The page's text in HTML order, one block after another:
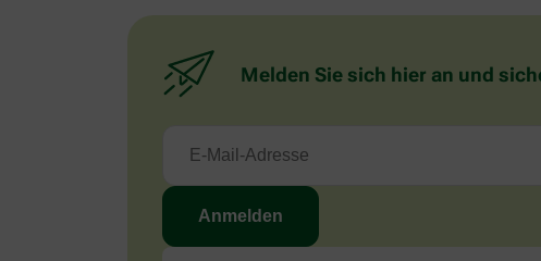
Melden Sie sich hier an und